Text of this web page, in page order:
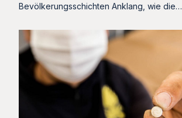
Bevölkerungsschichten Anklang, wie die…